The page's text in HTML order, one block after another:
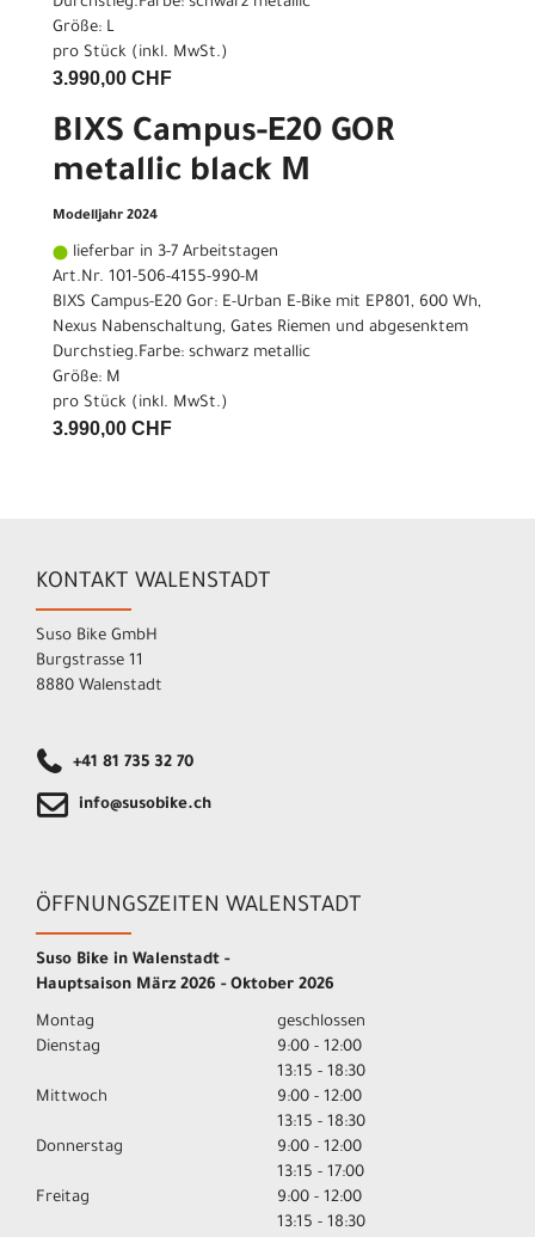
Größe: L
pro Stück (inkl. MwSt.)
3.990,00 CHF
BIXS Campus-E20 GOR
metallic black M
Modelljahr 2024
lieferbar in 3-7 Arbeitstagen
Art.Nr. 101-506-4155-990-M
BIXS Campus-E20 Gor: E-Urban E-Bike mit EP801, 600 Wh,
Nexus Nabenschaltung, Gates Riemen und abgesenktem
Durchstieg.Farbe: schwarz metallic
Größe: M
pro Stück (inkl. MwSt.)
3.990,00 CHF
KONTAKT WALENSTADT
Suso Bike GmbH
Burgstrasse 11
8880 Walenstadt
+41 81 735 32 70
info@susobike.ch
ÖFFNUNGSZEITEN WALENSTADT
Suso Bike in Walenstadt -
Hauptsaison März 2026 - Oktober 2026
Montag
geschlossen
Dienstag
9:00 - 12:00
13:15 - 18:30
Mittwoch
9:00 - 12:00
13:15 - 18:30
Donnerstag
9:00 - 12:00
13:15 - 17:00
Freitag
9:00 - 12:00
13:15 - 18:30